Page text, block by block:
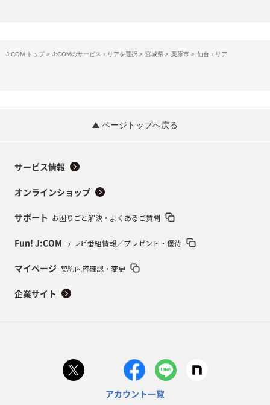
J:COM トップ > J:COMのサービスエリアを選択 > 宮城県 > 栗原市 > 仙台エリア
ページトップへ戻る
サービス情報
オンラインショップ
サポート お困りごと解決・よくあるご質問
Fun! J:COM テレビ番組情報／プレゼント・優待
マイページ 契約内容確認・変更
企業サイト
アカウント一覧